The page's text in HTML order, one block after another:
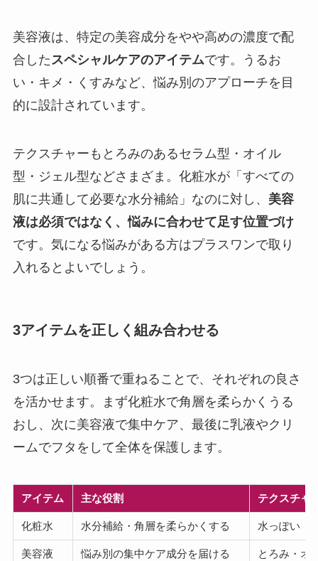
美容液は、特定の美容成分をやや高めの濃度で配
合した スペシャルケアのアイテムです。うるお
い・キメ・くすみなど、悩み別のアプローチを目
的に設計されています。
テクスチャーもとろみのあるセラム型・オイル
型・ジェル型などさまざま。化粧水が「すべての
肌に共通して必要な水分補給」なのに対し、 美容
液は必須ではなく、悩みに合わせて足す位置づけ
です。気になる悩みがある方はプラスワンで取り
入れるとよいでしょう。
3アイテムを正しく組み合わせる
3つは正しい順番で重ねることで、それぞれの良さ
を活かせます。まず化粧水で角層を柔らかくうる
おし、次に美容液で集中ケア、最後に乳液やクリ
ームでフタをして全体を保護します。
アイテム 主な役割 テクスチャ
化粧水 水分補給・角層を柔らかくする 水っぽい（
美容液 悩み別の集中ケア成分を届ける とろみ・オ